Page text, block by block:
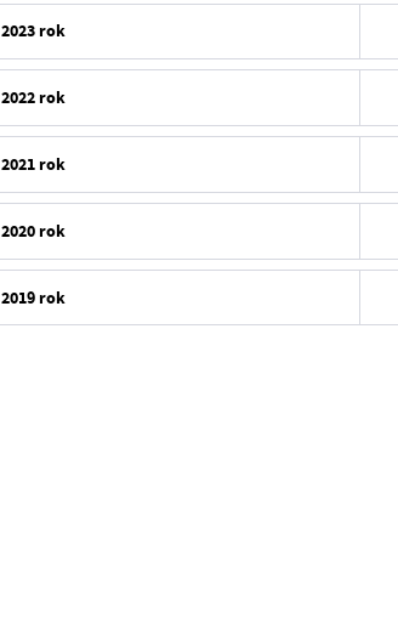
rok
rok
rok
rok
rok